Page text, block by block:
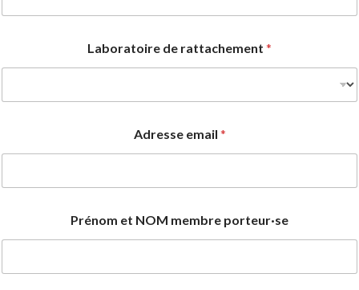
Laboratoire de rattachement *
Adresse email *
Prénom et NOM membre porteur·se